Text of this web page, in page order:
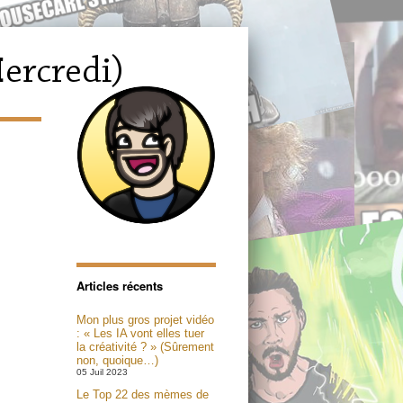
Articles récents
Mon plus gros projet vidéo
: « Les IA vont elles tuer
la créativité ? » (Sûrement
non, quoique…)
05 Juil 2023
Le Top 22 des mèmes de